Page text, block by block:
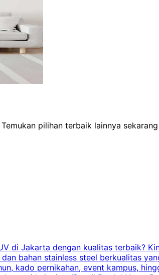
pilihan terbaik lainnya
di Jakarta dengan kualitas terbaik?
bahan stainless steel berkualitas
kado pernikahan, event kampus,